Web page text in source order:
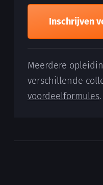
Inschrijven
Meerdere
verschillende
voordeelformules.